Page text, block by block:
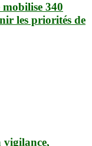
340
les priorités de
vigilance,